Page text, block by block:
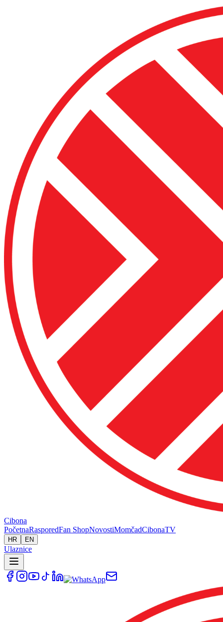
Cibona
PočetnaRasporedFan ShopNovostiMomčadCibonaTV
HR EN
Ulaznice